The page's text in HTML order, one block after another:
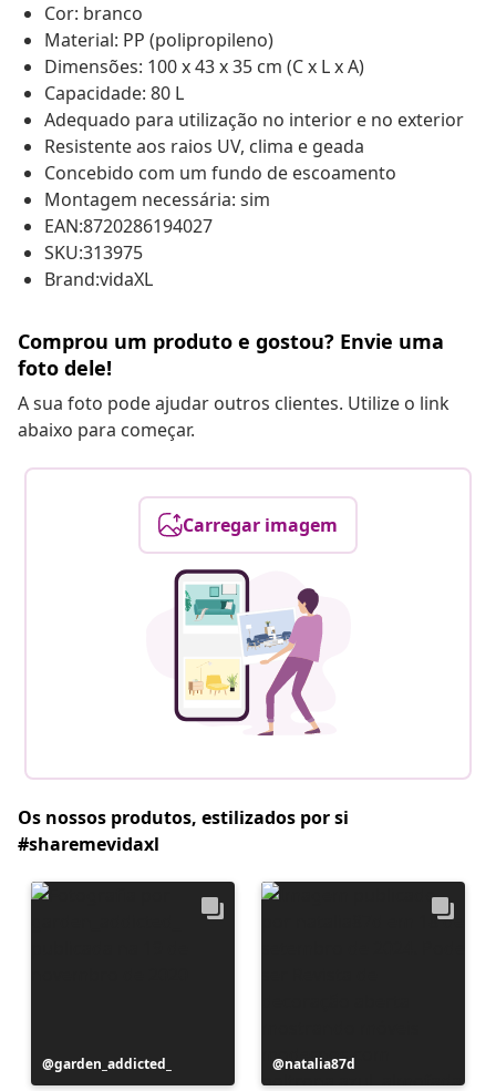
Cor: branco
Material: PP (polipropileno)
Dimensões: 100 x 43 x 35 cm (C x L x A)
Capacidade: 80 L
Adequado para utilização no interior e no exterior
Resistente aos raios UV, clima e geada
Concebido com um fundo de escoamento
Montagem necessária: sim
EAN:8720286194027
SKU:313975
Brand:vidaXL
Comprou um produto e gostou? Envie uma
foto dele!
A sua foto pode ajudar outros clientes. Utilize o link
abaixo para começar.
Carregar imagem
Os nossos produtos, estilizados por si
#sharemevidaxl
Postagem
publicada
garden_addicted_
Postagem
publicada
natalia87d